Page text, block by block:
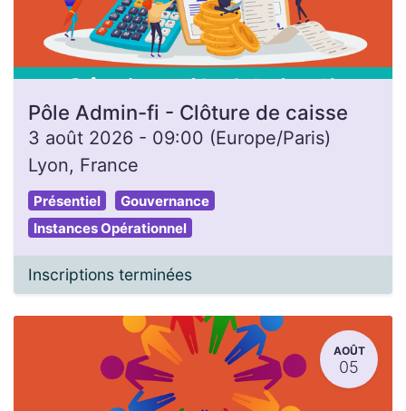
Pôle Admin-fi - Clôture de caisse
3 août 2026 - 09:00 (Europe/Paris)
Lyon, France
Présentiel
Gouvernance
Instances Opérationnel
Inscriptions terminées
AOÛT
05